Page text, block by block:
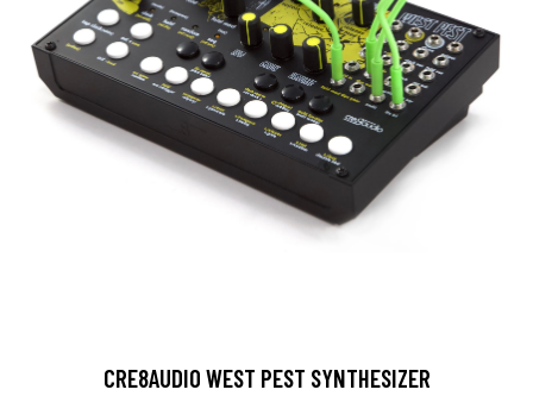
CRE8AUDIO WEST PEST SYNTHESIZER